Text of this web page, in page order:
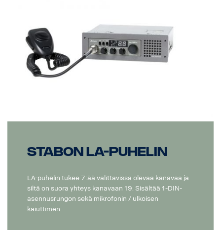
Stabon LA-puhelin
LA-puhelin tukee 7:ää valittavissa olevaa kanavaa ja
siltä on suora yhteys kanavaan 19. Sisältää 1-DIN-
asennusrungon sekä mikrofonin / ulkoisen
kaiuttimen.